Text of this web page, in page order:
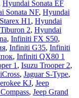
Hyundai Sonata EF
Sonata NF, Hyundai
H1 , Hyundai
2, Hyundai
, Infiniti FX S50,
, Infiniti G35, Infiniti
, Infiniti QX80 1
1 , Isuzu Trooper 2,
, Jaguar S-Type,
KJ, Jeep
, Jeep Grand